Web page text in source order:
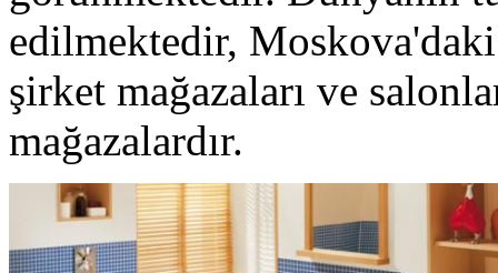
edilmektedir,
şirket mağazaları ve
mağazalardır.